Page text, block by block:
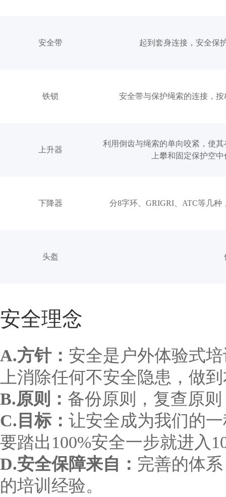
安全带 起到套身连接，安全保
铁锁 安全带与保护绳索的连接，
上升器
利用倒齿与绳索的单向咬紧，使
上攀和固定保护空
下降器 分8字环、GRIGRI、ATC等几
头盔
安全理念
A.方针： 安全是户外体验式
上消除任何不安全隐患，做
B.原则： 备份原则，复查原
C.目标： 让安全成为我们的
要踏出100%安全一步就进入
D.安全保障来自： 完善的体
的培训经验。